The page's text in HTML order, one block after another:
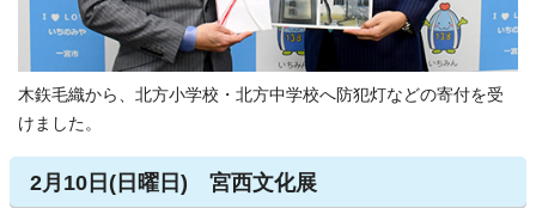
木鉃毛織から、北方小学校・北方中学校へ防犯灯などの寄付を受
けました。
2月10日(日曜日) 宮西文化展